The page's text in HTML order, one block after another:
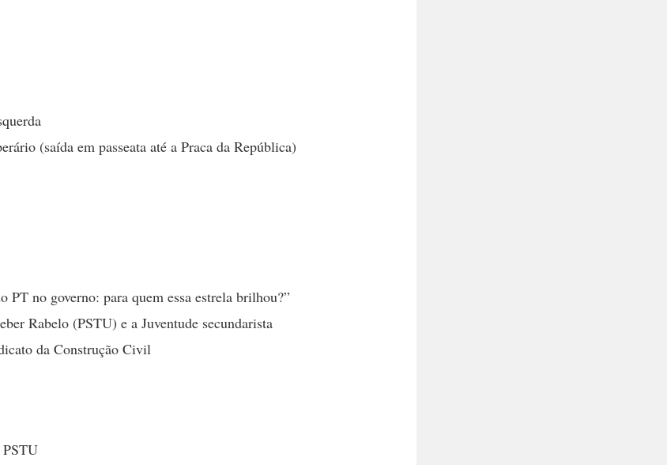
(saída em passeata até a Praca da República)
PT no governo: para quem essa estrela brilhou?”
Rabelo (PSTU) e a Juventude secundarista
da Construção Civil